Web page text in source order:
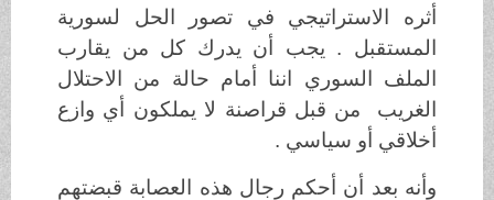
أثره الاستراتيجي في تصور الحل لسورية
المستقبل . يجب أن يدرك كل من يقارب
الملف السوري اننا أمام حالة من الاحتلال
الغريب من قبل قراصنة لا يملكون أي وازع
أخلاقي أو سياسي .
وأنه بعد أن أحكم رجال هذه العصابة قبضتهم